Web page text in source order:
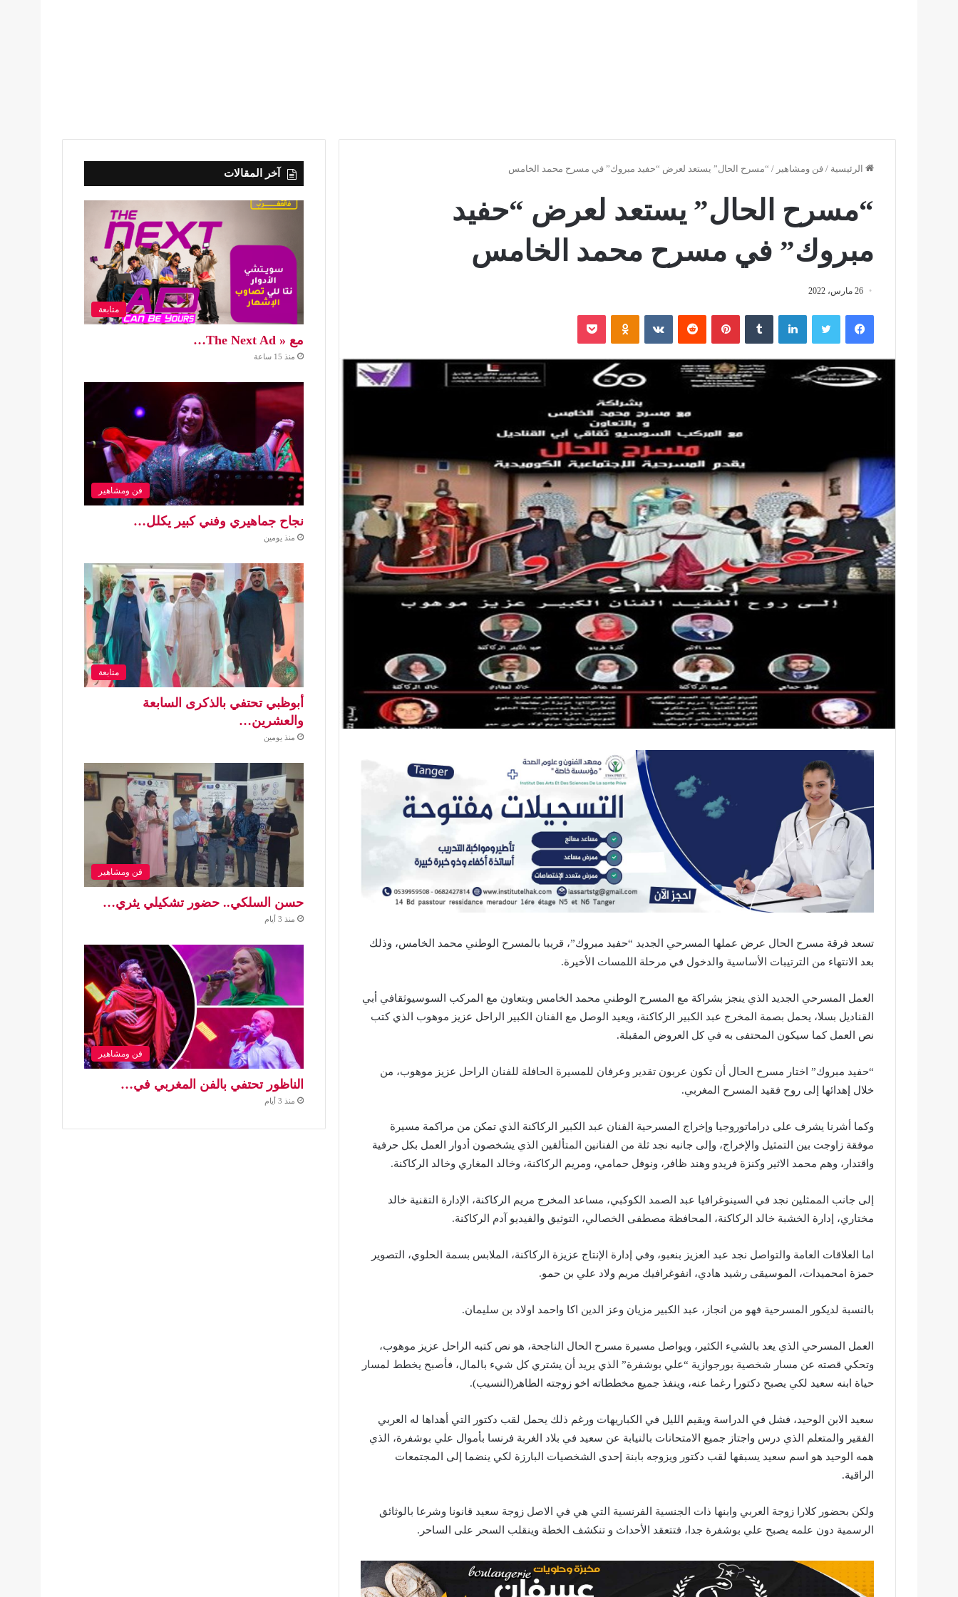
الرئيسية / فن ومشاهير / “مسرح الحال” يستعد لعرض “حفيد مبروك” في مسرح محمد الخامس
“مسرح الحال” يستعد لعرض “حفيد
مبروك” في مسرح محمد الخامس
26 مارس، 2022
فيسبوك تويتر لينكدإن بينتيريست Odnoklassniki
بوكيت
تسعد فرقة مسرح الحال عرض عملها المسرحي الجديد “حفيد مبروك”، قريبا بالمسرح الوطني محمد الخامس، وذلك
بعد الانتهاء من الترتيبات الأساسية والدخول في مرحلة اللمسات الأخيرة.
العمل المسرحي الجديد الذي ينجز بشراكة مع المسرح الوطني محمد الخامس وبتعاون مع المركب السوسيوثقافي أبي
القناديل بسلا، يحمل بصمة المخرج عبد الكبير الركاكنة، ويعيد الوصل مع الفنان الكبير الراحل عزيز موهوب الذي كتب
نص العمل كما سيكون المحتفى به في كل العروض المقبلة.
“حفيد مبروك” اختار مسرح الحال أن تكون عربون تقدير وعرفان للمسيرة الحافلة للفنان الراحل عزيز موهوب، من
خلال إهدائها إلى روح فقيد المسرح المغربي.
وكما أشرنا يشرف على دراماتوروجيا وإخراج المسرحية الفنان عبد الكبير الركاكنة الذي تمكن من مراكمة مسيرة
موفقة زاوجت بين التمثيل والإخراج، وإلى جانبه نجد ثلة من الفنانين المتألقين الذي يشخصون أدوار العمل بكل حرفية
واقتدار، وهم محمد الاثير وكنزة فريدو وهند ظافر، ونوفل حمامي، ومريم الركاكنة، وخالد المغاري وخالد الركاكنة.
إلى جانب الممثلين نجد في السينوغرافيا عبد الصمد الكوكبي، مساعد المخرج مريم الركاكنة، الإدارة التقنية خالد
مختاري، إدارة الخشبة خالد الركاكنة، المحافظة مصطفى الخصالي، التوثيق والفيديو آدم الركاكنة.
اما العلاقات العامة والتواصل نجد عبد العزيز بنعبو، وفي إدارة الإنتاج عزيزة الركاكنة، الملابس بسمة الحلوي، التصوير
حمزة امحميدات، الموسيقى رشيد هادي، انفوغرافيك مريم ولاد علي بن حمو.
بالنسبة لديكور المسرحية فهو من انجاز، عبد الكبير مزيان وعز الدين اكا واحمد اولاد بن سليمان.
العمل المسرحي الذي يعد بالشيء الكثير، ويواصل مسيرة مسرح الحال الناجحة، هو نص كتبه الراحل عزيز موهوب،
وتحكي قصته عن مسار شخصية بورجوازية “علي بوشفرة” الذي يريد أن يشتري كل شيء بالمال، فأصبح يخطط لمسار
حياة ابنه سعيد لكي يصبح دكتورا رغما عنه، وينفذ جميع مخططاته اخو زوجته الطاهر(النسيب).
سعيد الابن الوحيد، فشل في الدراسة ويقيم الليل في الكباريهات ورغم ذلك يحمل لقب دكتور التي أهداها له العربي
الفقير والمتعلم الذي درس واجتاز جميع الامتحانات بالنيابة عن سعيد في بلاد الغربة فرنسا بأموال علي بوشفرة، الذي
همه الوحيد هو اسم سعيد يسبقها لقب دكتور ويزوجه بابنة إحدى الشخصيات البارزة لكي ينضما إلى المجتمعات
الراقية.
ولكن بحضور كلارا زوجة العربي وابنها ذات الجنسية الفرنسية التي هي في الاصل زوجة سعيد قانونا وشرعا بالوثائق
الرسمية دون علمه يصبح علي بوشفرة جدا، فتتعقد الأحداث و تنكشف الخطة وينقلب السحر على الساحر.
آخر المقالات
متابعة
مع « The Next Ad…
منذ 15 ساعة
فن ومشاهير
نجاح جماهيري وفني كبير يكلل…
منذ يومين
متابعة
أبوظبي تحتفي بالذكرى السابعة
والعشرين…
منذ يومين
فن ومشاهير
حسن السلكي.. حضور تشكيلي يثري…
منذ 3 أيام
فن ومشاهير
الناظور تحتفي بالفن المغربي في…
منذ 3 أيام